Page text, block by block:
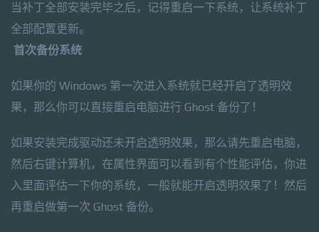
当补丁全部安装完毕之后，记得重启一下系统，让系统补丁
全部配置更新。
首次备份系统
如果你的 Windows 第一次进入系统就已经开启了透明效
果，那么你可以直接重启电脑进行 Ghost 备份了！
如果安装完成驱动还未开启透明效果，那么请先重启电脑，
然后右键计算机，在属性界面可以看到有个性能评估，你进
入里面评估一下你的系统，一般就能开启透明效果了！然后
再重启做第一次 Ghost 备份。